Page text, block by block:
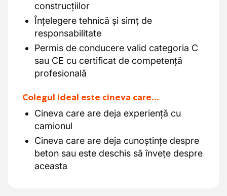
construcțiilor
Înțelegere tehnică și simț de
responsabilitate
Permis de conducere valid categoria C
sau CE cu certificat de competență
profesională
Colegul ideal este cineva care…
Cineva care are deja experiență cu
camionul
Cineva care are deja cunoștințe despre
beton sau este deschis să învețe despre
aceasta